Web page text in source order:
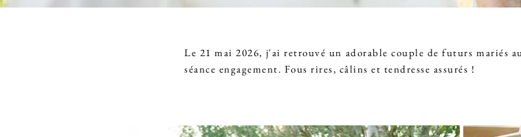
Le 21 mai 2026, j'ai retrouvé un adorable couple de futurs mariés
séance engagement. Fous rires, câlins et tendresse assurés !